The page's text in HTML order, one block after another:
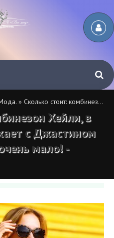
» Сколько стоит: комбинезон Хейли, в котором она отдыхает с Джастином на яхте? Спойлер: очень мало! - «Мода»
Хейли, в
с Джастином
мало! -